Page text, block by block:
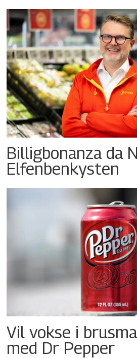
Billigbonanza da
Elfenbenkysten
Vil vokse i
med Dr Pepper